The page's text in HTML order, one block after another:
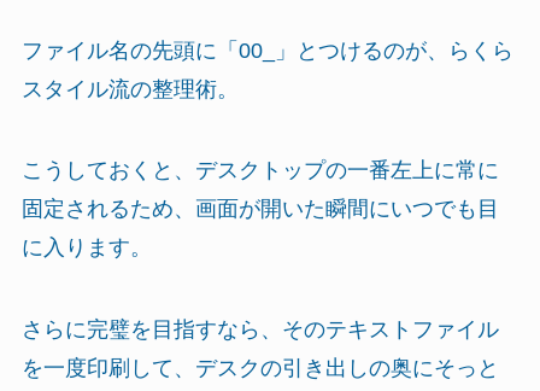
ファイル名の先頭に「00_」とつけるのが、らくら
スタイル流の整理術。
こうしておくと、デスクトップの一番左上に常に
固定されるため、画面が開いた瞬間にいつでも目
に入ります。
さらに完璧を目指すなら、そのテキストファイル
を一度印刷して、デスクの引き出しの奥にそっと